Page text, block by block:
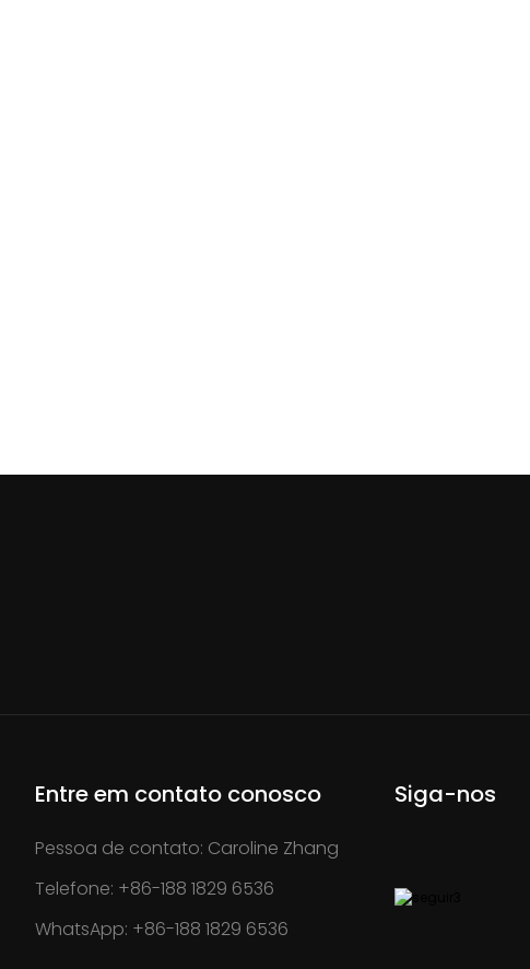
Entre em contato conosco
Pessoa de contato: Caroline Zhang
Telefone: +86-188 1829 6536
WhatsApp: +86-188 1829 6536
Siga-nos